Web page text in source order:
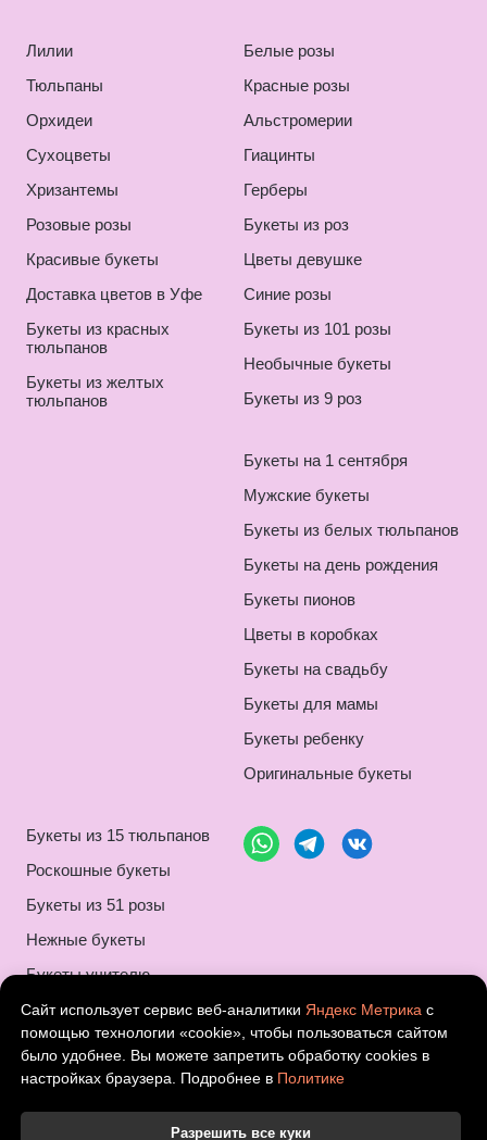
Лилии
Тюльпаны
Орхидеи
Сухоцветы
Хризантемы
Розовые розы
Красивые букеты
Доставка цветов в Уфе
Букеты из красных
тюльпанов
Букеты из желтых
тюльпанов
Белые розы
Красные розы
Альстромерии
Гиацинты
Герберы
Букеты из роз
Цветы девушке
Синие розы
Букеты из 101 розы
Необычные букеты
Букеты из 9 роз
Букеты на 1 сентября
Мужские букеты
Букеты из белых тюльпанов
Букеты на день рождения
Букеты пионов
Цветы в коробках
Букеты на свадьбу
Букеты для мамы
Букеты ребенку
Оригинальные букеты
Букеты из 15 тюльпанов
Роскошные букеты
Букеты из 51 розы
Нежные букеты
Букеты учителю
Композиции букетов
Монобукеты
Шикарные букеты
Букеты на 8 марта
Сайт использует сервис веб-аналитики Яндекс Метрика с
помощью технологии «cookie», чтобы пользоваться сайтом
было удобнее. Вы можете запретить обработку cookies в
настройках браузера. Подробнее в Политике
Разрешить все куки